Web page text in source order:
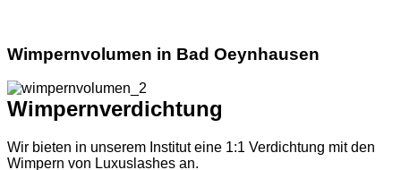
Wimpernvolumen in Bad Oeynhausen
Wimpernverdichtung
Wir bieten in unserem Institut eine 1:1 Verdichtung mit den
Wimpern von Luxuslashes an.